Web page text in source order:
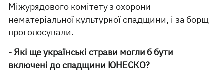
Міжурядового комітету з охорони
нематеріальної культурної спадщини, і за борщ
проголосували.
- Які ще українські страви могли б бути
включені до спадщини ЮНЕСКО?